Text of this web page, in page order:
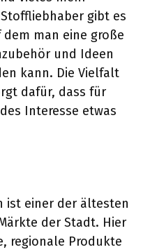
gibt es
dem man eine große
und Ideen
kann. Die Vielfalt
dafür, dass für
Interesse etwas
ist einer der ältesten
der Stadt. Hier
regionale Produkte